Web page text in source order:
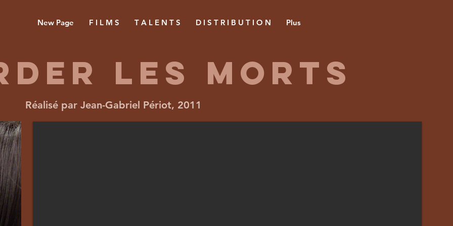
New Page F I L M S T A L E N T S D I S T R I B U T I O N Plus
les morts
Réalisé par Jean-Gabriel Périot, 2011